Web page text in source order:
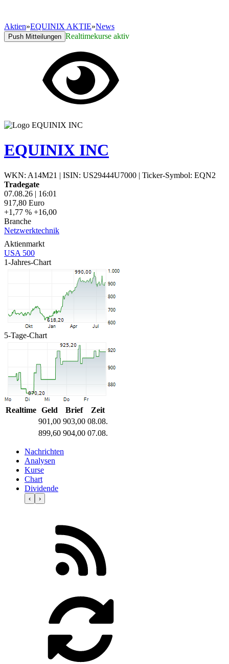
Aktien»EQUINIX AKTIE»News
Push Mitteilungen Realtimekurse aktiv
EQUINIX INC
WKN: A14M21 | ISIN: US29444U7000 | Ticker-Symbol: EQN2
Tradegate
07.08.26 | 16:01
917,80 Euro
+1,77 % +16,00
Branche
Netzwerktechnik
Aktienmarkt
USA 500
1-Jahres-Chart
5-Tage-Chart
Realtime Geld Brief
Zeit
901,00 903,00 08.08.
899,60 904,00 07.08.
Nachrichten
Analysen
Kurse
Chart
Dividende
‹ ›